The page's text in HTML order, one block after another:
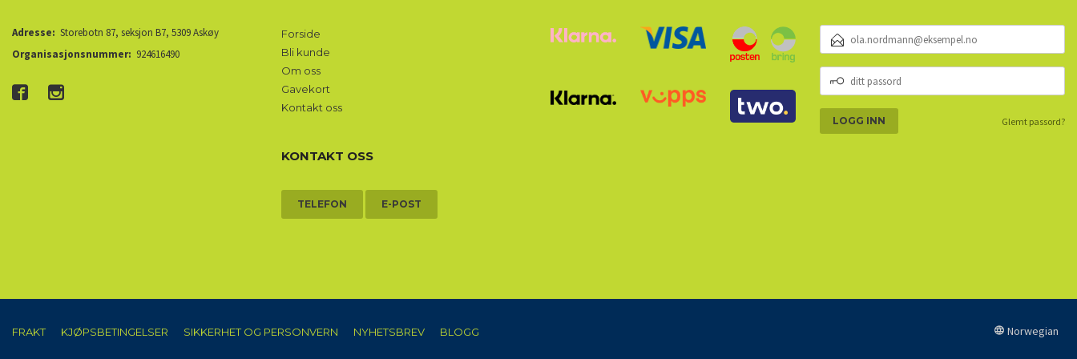
Adresse: Storebotn 87, seksjon B7, 5309 Askøy
Organisasjonsnummer: 924616490
Forside
Bli kunde
Om oss
Gavekort
Kontakt oss
KONTAKT OSS
TELEFON E-POST
POSTADRESSE
PASSORD
Glemt passord?
Norwegian
FRAKT KJØPSBETINGELSER SIKKERHET OG PERSONVERN NYHETSBREV BLOGG